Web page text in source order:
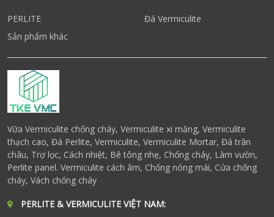
PERLITE
Đá Vermiculite
Sản phẩm khác
Vữa Vermiculite chống cháy, Vermiculite xi măng, Vermiculite
thạch cao, Đá Perlite, Vermiculite, Vermiculite Mortar, Đá trân
châu, Trợ lọc, Cách nhiệt, Bê tông nhẹ, Chống cháy, Làm vườn,
Perlite panel. Vermiculite cách âm, Chống nóng mái, Cửa chống
cháy, Vách chống cháy
PERLITE & VERMICULITE VIỆT NAM: